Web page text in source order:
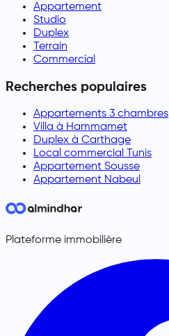
Appartement
Studio
Duplex
Terrain
Commercial
Recherches populaires
Appartements 3 chambres
Villa à Hammamet
Duplex à Carthage
Local commercial Tunis
Appartement Sousse
Appartement Nabeul
Plateforme immobilière